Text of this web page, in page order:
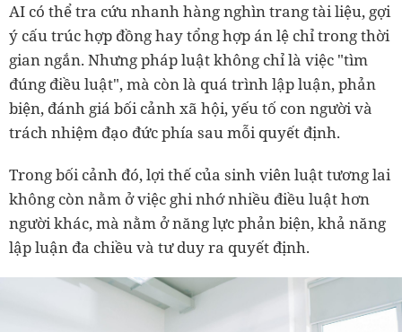
AI có thể tra cứu nhanh hàng nghìn trang tài liệu, gợi
ý cấu trúc hợp đồng hay tổng hợp án lệ chỉ trong thời
gian ngắn. Nhưng pháp luật không chỉ là việc "tìm
đúng điều luật", mà còn là quá trình lập luận, phản
biện, đánh giá bối cảnh xã hội, yếu tố con người và
trách nhiệm đạo đức phía sau mỗi quyết định.
Trong bối cảnh đó, lợi thế của sinh viên luật tương lai
không còn nằm ở việc ghi nhớ nhiều điều luật hơn
người khác, mà nằm ở năng lực phản biện, khả năng
lập luận đa chiều và tư duy ra quyết định.